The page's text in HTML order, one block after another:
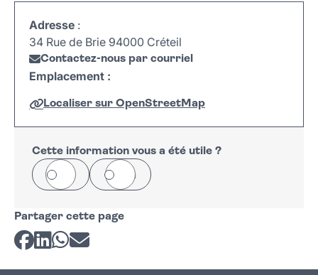
Adresse :
34 Rue de Brie 94000 Créteil
Contactez-nous par courriel
Emplacement :
Localiser sur OpenStreetMap
+
−
Leaflet
Cette information vous a été utile ?
Oui Non
Partager cette page
Partager sur Facebook
Partager sur LinkedIn
Partager sur Whatsapp
Partager par courriel